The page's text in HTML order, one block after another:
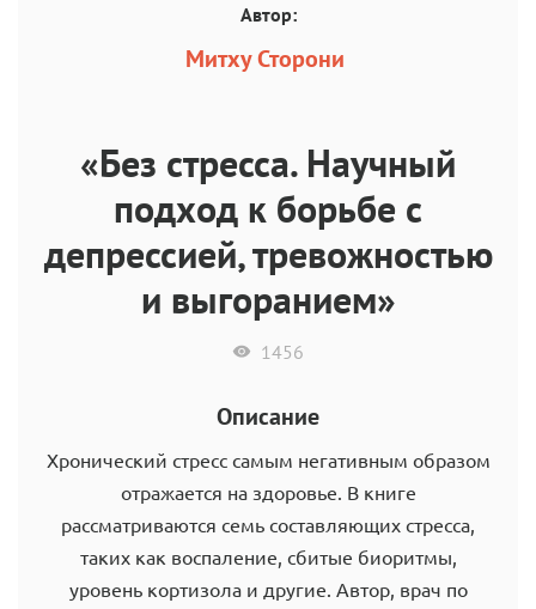
Автор:
Митху Сторони
«Без стресса. Научный
подход к борьбе с
депрессией, тревожностью
и выгоранием»
1456
Описание
Хронический стресс самым негативным образом
отражается на здоровье. В книге
рассматриваются семь составляющих стресса,
таких как воспаление, сбитые биоритмы,
уровень кортизола и другие. Автор, врач по